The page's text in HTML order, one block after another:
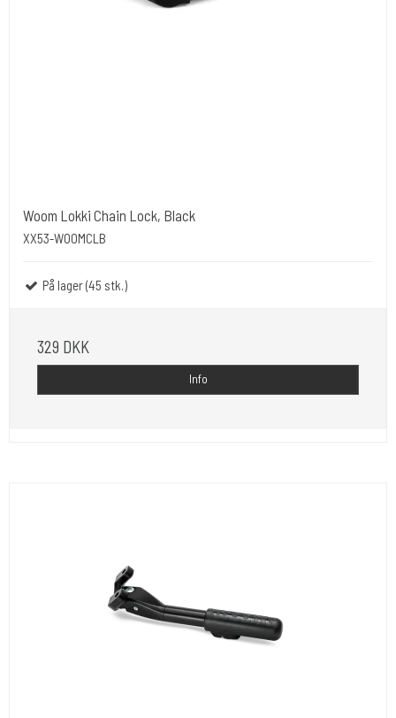
Woom Lokki Chain Lock, Black
XX53-WOOMCLB
På lager (45 stk.)
329 DKK
Info